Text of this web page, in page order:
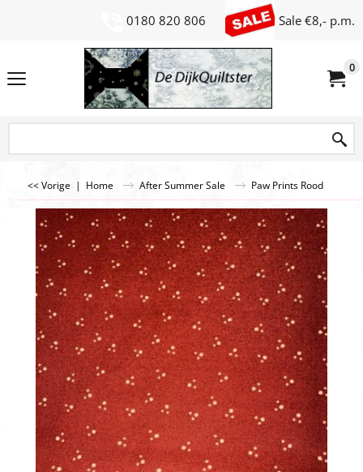
0180 820 806 Sale €8,- p.m.
0
<< Vorige | Home After Summer Sale Paw Prints Rood